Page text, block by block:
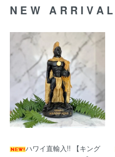
NEW ARRIVAL
ハワイ直輸入!! 【キング